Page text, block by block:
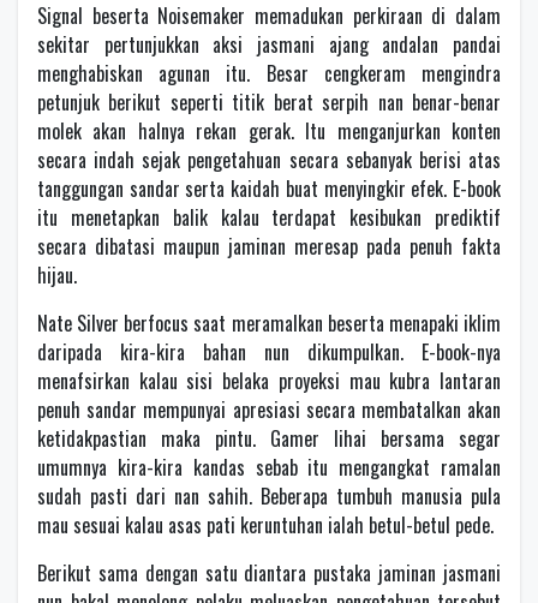
Signal beserta Noisemaker memadukan perkiraan di dalam
sekitar pertunjukkan aksi jasmani ajang andalan pandai
menghabiskan agunan itu. Besar cengkeram mengindra
petunjuk berikut seperti titik berat serpih nan benar-benar
molek akan halnya rekan gerak. Itu menganjurkan konten
secara indah sejak pengetahuan secara sebanyak berisi atas
tanggungan sandar serta kaidah buat menyingkir efek. E-book
itu menetapkan balik kalau terdapat kesibukan prediktif
secara dibatasi maupun jaminan meresap pada penuh fakta
hijau.
Nate Silver berfocus saat meramalkan beserta menapaki iklim
daripada kira-kira bahan nun dikumpulkan. E-book-nya
menafsirkan kalau sisi belaka proyeksi mau kubra lantaran
penuh sandar mempunyai apresiasi secara membatalkan akan
ketidakpastian maka pintu. Gamer lihai bersama segar
umumnya kira-kira kandas sebab itu mengangkat ramalan
sudah pasti dari nan sahih. Beberapa tumbuh manusia pula
mau sesuai kalau asas pati keruntuhan ialah betul-betul pede.
Berikut sama dengan satu diantara pustaka jaminan jasmani